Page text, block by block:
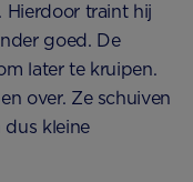
Hierdoor traint hij
goed. De
later te kruipen.
over. Ze schuiven
kleine